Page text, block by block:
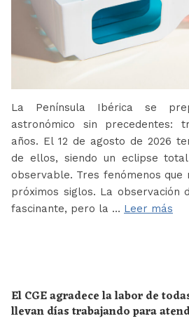
La Península Ibérica se
astronómico sin precedentes:
años. El 12 de agosto de 2026
de ellos, siendo un eclipse
observable. Tres fenómenos
próximos siglos. La observación
fascinante, pero la … Leer más
El CGE agradece la labor de
llevan días trabajando para